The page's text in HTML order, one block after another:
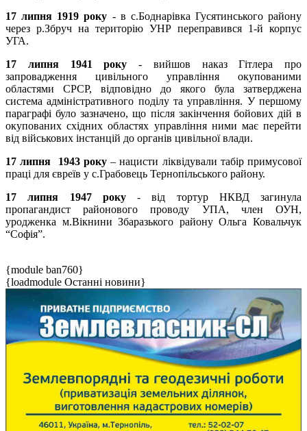
17 липня 1919 року - в с.Боднарівка Гусятинського району
через р.Збруч на територію УНР переправився 1-й корпус
УГА.
17 липня 1941 року - вийшов наказ Гітлера про
запровадження цивільного управ­ління окупованими
областями СРСР, відповідно до якого була затверджена
система адміністративного поділу та управління. У першому
параграфі було зазначено, що після закінчення бойових дій в
окупованих східних областях управління ними має перейти
від військових інстанцій до органів цивільної влади.
17 липня 1943 року– нацисти ліквідували табір примусової
праці для євреїв у с.Грабовець Тернопільського району.
17 липня 1947 року- від тортур НКВД загинула
пропагандист районового проводу УПА, член ОУН,
уродженка м.Вікнини Збаразького району Ольга Ковальчук
“Софія”.
{module ban760}
{loadmodule Останні новини}